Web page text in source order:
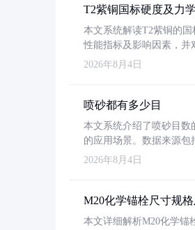
T2紫铜国标硬度及力
本文系统解读T2紫铜的
性能指标及影响因素，并
2026年8月4日
喷砂都有多少目
本文系统介绍了喷砂目数
的应用场景。数据来源包
2026年8月4日
M20化学锚栓尺寸规
本文详细解析M20化学锚